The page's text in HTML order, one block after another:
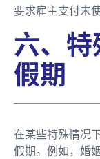
要求雇主支付未
六、
假期
在某些特殊情况
假期。例如，婚